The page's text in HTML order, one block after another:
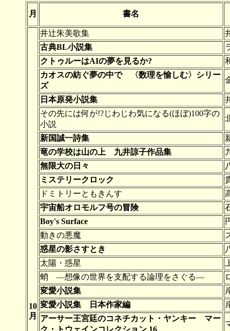
月 書名
10
月
井辻朱美歌集
古典BL小説集
クトゥルーはAIの夢を見るか?
カオスの紡ぐ夢の中で 〈数理を愉しむ〉シリー
ズ
日本原発小説集
その先には何が!?じわじわ気になる(ほぼ)100字の
小説
新国誠一詩集
竜の学校は山の上 九井諒子作品集
無限大の日々
ミステリークロック
ドミトリーともきんす
宇宙船オロモルフ号の冒険
Boy's Surface
動きの悪魔
惑星の影さすとき
太陽・惑星
蛸 ―想像の世界を支配する論理をさぐる―
変愛小説集
変愛小説集 日本作家編
アーサー王宮廷のコネチカット・ヤンキー マー
ク・トウェインコレクション 16